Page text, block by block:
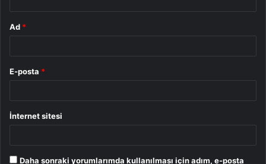
Ad *
E-posta *
İnternet sitesi
Daha sonraki yorumlarımda kullanılması için adım, e-posta